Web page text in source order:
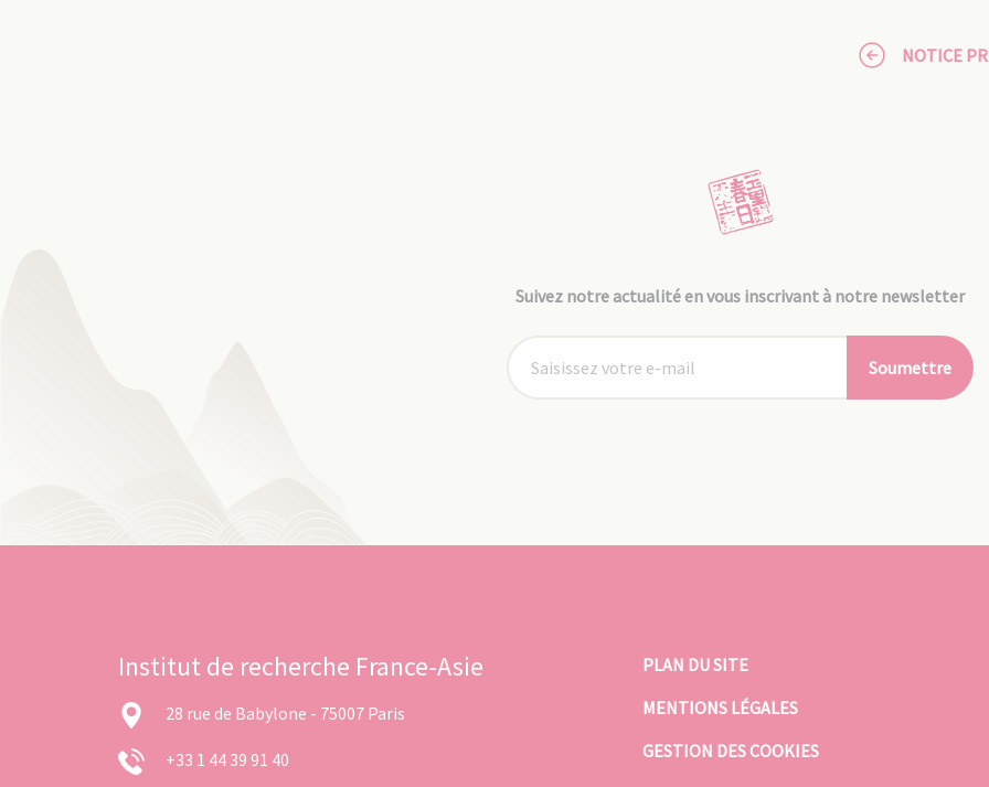
NOTICE
Suivez notre actualité en vous inscrivant à notre newsletter
Soumettre
Institut de recherche France-Asie
28 rue de Babylone - 75007 Paris
+33 1 44 39 91 40
PLAN DU SITE
MENTIONS LÉGALES
GESTION DES COOKIES